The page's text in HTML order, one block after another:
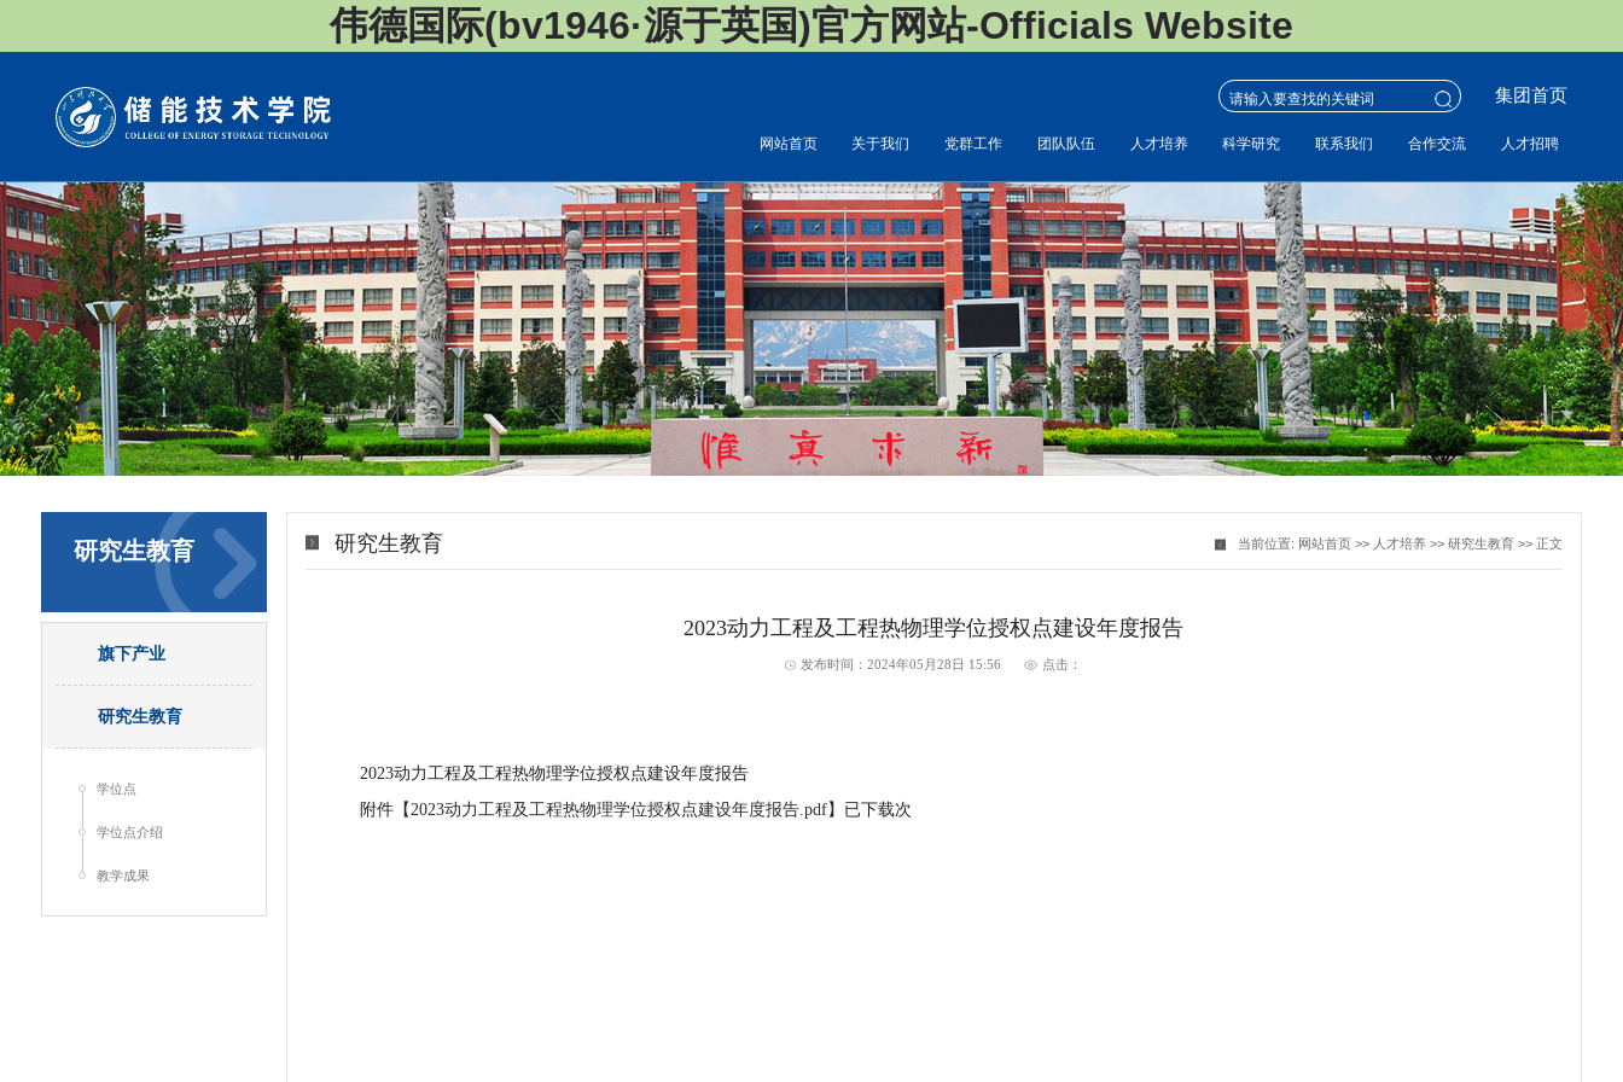
伟德国际(bv1946·源于英国)官方网站-Officials Website
集团首页
网站首页 关于我们 党群工作 团队队伍 人才培养 科学研究 联系我们 合作交流 人才招聘
研究生教育
旗下产业
研究生教育
学位点
学位点介绍
教学成果
研究生教育 当前位置: 网站首页 >> 人才培养 >>研究生教育 >> 正文
2023动力工程及工程热物理学位授权点建设年度报告
发布时间：2024年05月28日 15:56 点击：
2023动力工程及工程热物理学位授权点建设年度报告
附件【2023动力工程及工程热物理学位授权点建设年度报告.pdf】已下载次